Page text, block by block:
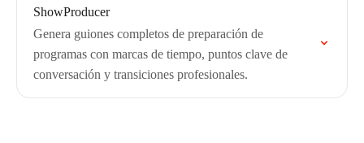
ShowProducer
Genera guiones completos de preparación de
programas con marcas de tiempo, puntos clave de
conversación y transiciones profesionales.